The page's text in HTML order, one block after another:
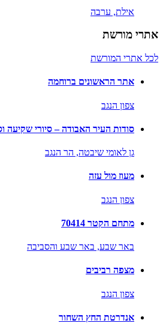
אילת, ערבה
אתרי מורשת
לכל אתרי המורשת
אתר הראשונים ברוחמה
צפון הנגב
סודות העיר האבודה – סיורי שקיעה
גן לאומי שיבטה, הר הנגב
מעוז מול עזה
צפון הנגב
מתחם הקטר 70414
באר שבע, באר שבע והסביבה
מצפה רביבים
צפון הנגב
אנדרטת החץ השחור